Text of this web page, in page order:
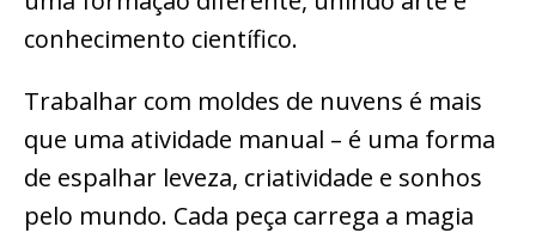
conhecimento científico.
Trabalhar com moldes de nuvens é mais
que uma atividade manual – é uma forma
de espalhar leveza, criatividade e sonhos
pelo mundo. Cada peça carrega a magia